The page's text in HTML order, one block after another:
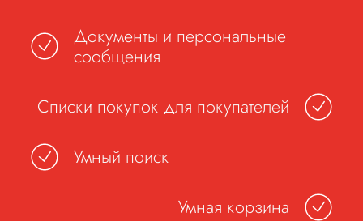
Документы и персональные
сообщения
Списки покупок для покупателей
Умный поиск
Умная корзина